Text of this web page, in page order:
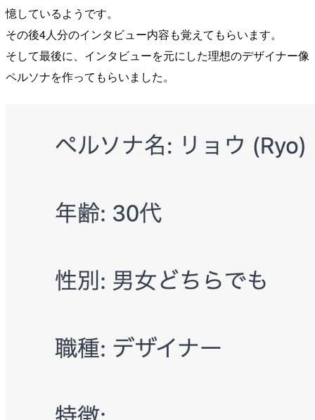
憶しているようです。
その後4人分のインタビュー内容も覚えてもらいます。
そして最後に、インタビューを元にした理想のデザイナー像
ペルソナを作ってもらいました。